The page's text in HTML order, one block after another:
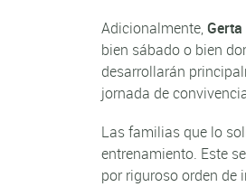
Adicionalmente,
bien sábado o bien
desarrollarán
jornada de
Las familias que lo
entrenamiento. Este
por riguroso orden de